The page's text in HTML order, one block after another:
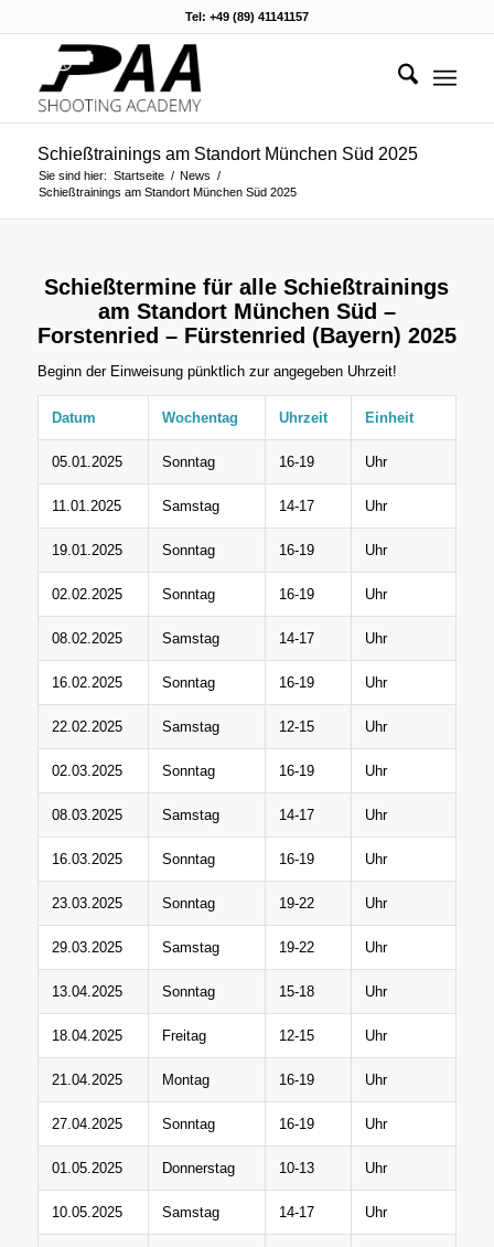
Tel: +49 (89) 41141157
Schießtrainings am Standort München Süd 2025
Sie sind hier: Startseite / News /
Schießtrainings am Standort München Süd 2025
Schießtermine für alle Schießtrainings
am Standort München Süd –
Forstenried – Fürstenried (Bayern) 2025
Beginn der Einweisung pünktlich zur angegeben Uhrzeit!
Datum Wochentag Uhrzeit Einheit
05.01.2025 Sonntag 16-19 Uhr
11.01.2025 Samstag 14-17 Uhr
19.01.2025 Sonntag 16-19 Uhr
02.02.2025 Sonntag 16-19 Uhr
08.02.2025 Samstag 14-17 Uhr
16.02.2025 Sonntag 16-19 Uhr
22.02.2025 Samstag 12-15 Uhr
02.03.2025 Sonntag 16-19 Uhr
08.03.2025 Samstag 14-17 Uhr
16.03.2025 Sonntag 16-19 Uhr
23.03.2025 Sonntag 19-22 Uhr
29.03.2025 Samstag 19-22 Uhr
13.04.2025 Sonntag 15-18 Uhr
18.04.2025 Freitag 12-15 Uhr
21.04.2025 Montag 16-19 Uhr
27.04.2025 Sonntag 16-19 Uhr
01.05.2025 Donnerstag 10-13 Uhr
10.05.2025 Samstag 14-17 Uhr